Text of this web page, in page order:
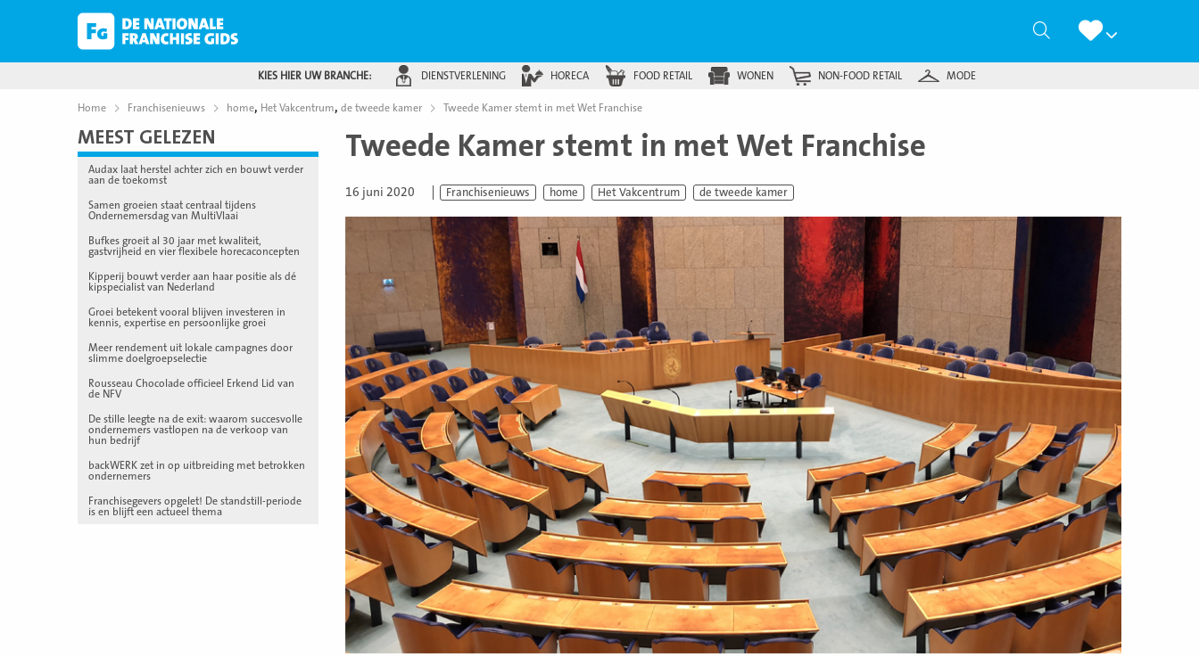
Zoeken
KIES HIER UW BRANCHE: DIENSTVERLENING HORECA FOOD RETAIL WONEN NON-FOOD RETAIL MODE
Home Franchisenieuws home, Het Vakcentrum, de tweede kamer Tweede Kamer stemt in met Wet Franchise
MEEST GELEZEN
Audax laat herstel achter zich en bouwt verder
aan de toekomst
Samen groeien staat centraal tijdens
Ondernemersdag van MultiVlaai
Bufkes groeit al 30 jaar met kwaliteit,
gastvrijheid en vier flexibele horecaconcepten
Kipperij bouwt verder aan haar positie als dé
kipspecialist van Nederland
Groei betekent vooral blijven investeren in
kennis, expertise en persoonlijke groei
Meer rendement uit lokale campagnes door
slimme doelgroepselectie
Rousseau Chocolade officieel Erkend Lid van
de NFV
De stille leegte na de exit: waarom succesvolle
ondernemers vastlopen na de verkoop van
hun bedrijf
backWERK zet in op uitbreiding met betrokken
ondernemers
Franchisegevers opgelet! De standstill-periode
is en blijft een actueel thema
Tweede Kamer stemt in met Wet Franchise
16 juni 2020 Franchisenieuws home Het Vakcentrum de tweede kamer